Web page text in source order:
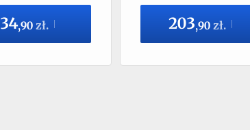
34,90 zł. 203,90 zł.